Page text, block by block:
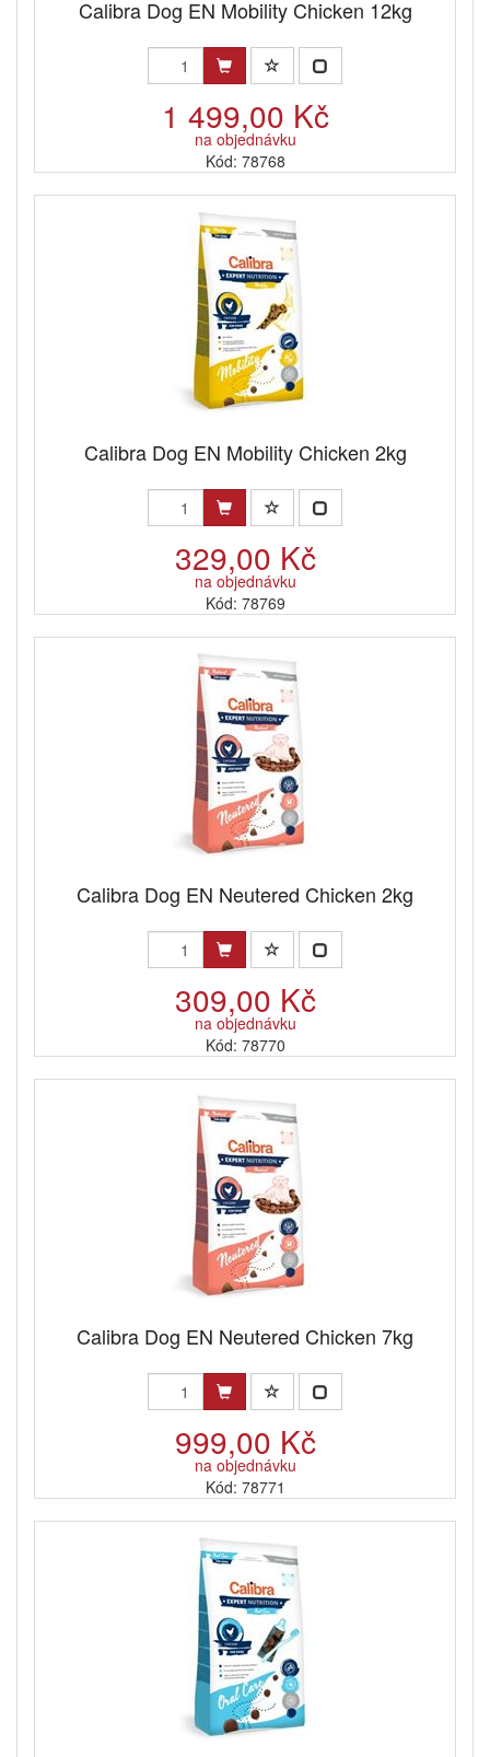
Calibra Dog EN Mobility Chicken 12kg
1 499,00 Kč
na objednávku
Kód: 78768
Calibra Dog EN Mobility Chicken 2kg
329,00 Kč
na objednávku
Kód: 78769
Calibra Dog EN Neutered Chicken 2kg
309,00 Kč
na objednávku
Kód: 78770
Calibra Dog EN Neutered Chicken 7kg
999,00 Kč
na objednávku
Kód: 78771